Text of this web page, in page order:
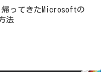
帰ってきたMicrosoftの
法